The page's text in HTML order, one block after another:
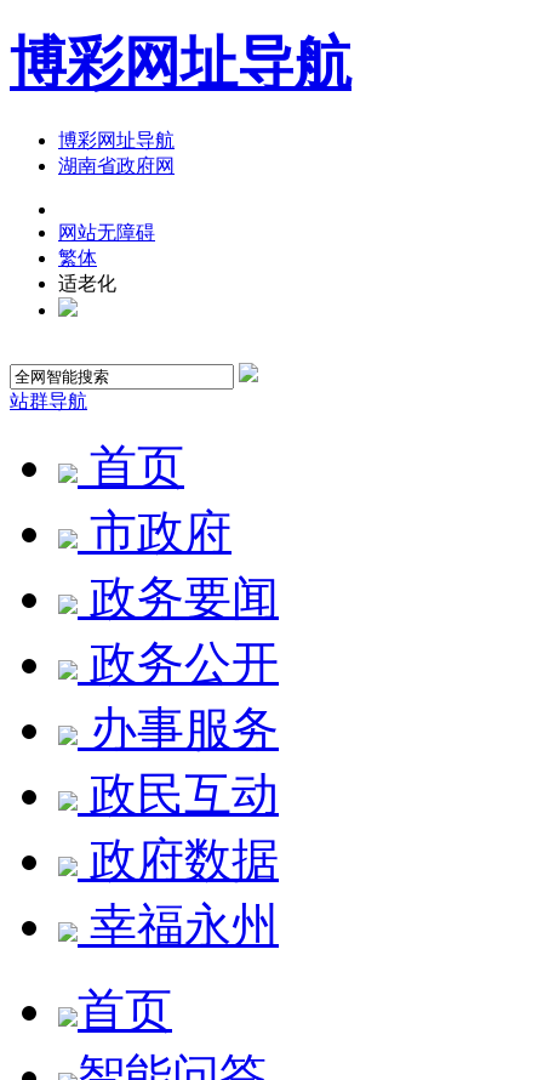
博彩网址导航
博彩网址导航
湖南省政府网
网站无障碍
繁体
适老化
站群导航
首页
市政府
政务要闻
政务公开
办事服务
政民互动
政府数据
幸福永州
首页